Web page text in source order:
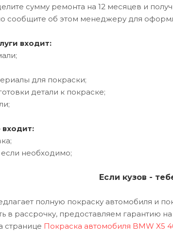
сумму ремонта на 12 месяцев и
сообщите об этом менеджеру для
входит:
для покраски;
детали к покраске;
входит:
необходимо;
Если кузов -
полную покраску автомобиля и
в рассрочку, предоставляем гарантию
странице Покраска автомобиля BMW X5